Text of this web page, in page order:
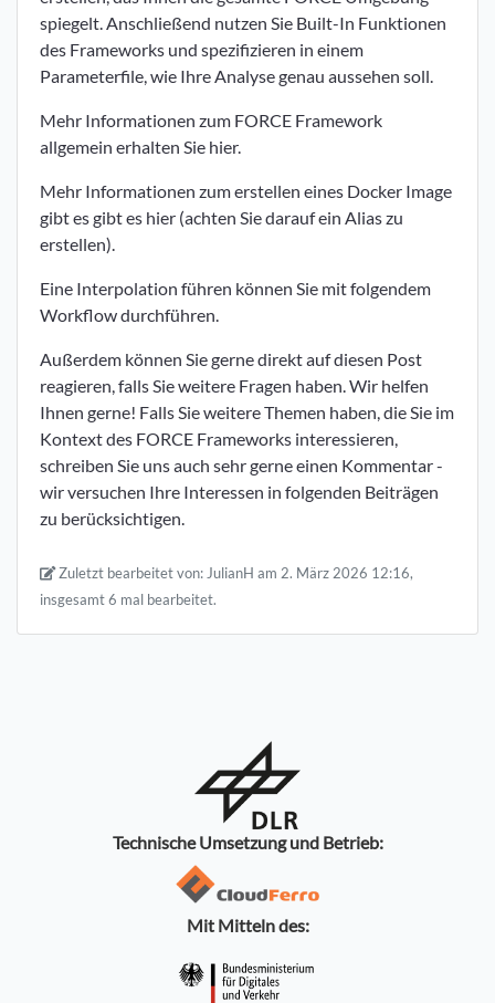
spiegelt. Anschließend nutzen Sie Built-In Funktionen
des Frameworks und spezifizieren in einem
Parameterfile, wie Ihre Analyse genau aussehen soll.
Mehr Informationen zum FORCE Framework
allgemein erhalten Sie hier.
Mehr Informationen zum erstellen eines Docker Image
gibt es gibt es hier (achten Sie darauf ein Alias zu
erstellen).
Eine Interpolation führen können Sie mit folgendem
Workflowdurchführen.
Außerdem können Sie gerne direkt auf diesen Post
reagieren, falls Sie weitere Fragen haben. Wir helfen
Ihnen gerne! Falls Sie weitere Themen haben, die Sie im
Kontext des FORCE Frameworks interessieren,
schreiben Sie uns auch sehr gerne einen Kommentar -
wir versuchen Ihre Interessen in folgenden Beiträgen
zu berücksichtigen.
Zuletzt bearbeitet von: JulianH am 2. März 2026 12:16,
insgesamt 6 mal bearbeitet.
Technische Umsetzung und Betrieb:
Mit Mitteln des: